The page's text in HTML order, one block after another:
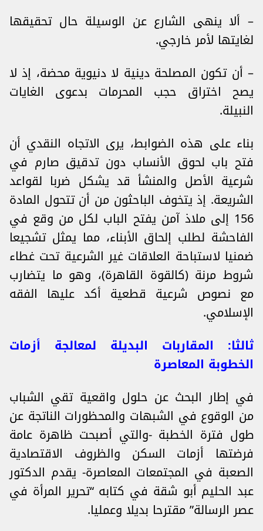
– ألا ينهى الشارع عن الوسيلة حال تحقيقها
لغايتها لأمر خارجي.
– أن تكون المصلحة دينية لا دنيوية محضة، إذ لا
يصح اختراق حجب المحرمات بدعوى الغايات
النبيلة.
بناء على هذه الضوابط، يرى الاتجاه النقدي أن
فتح باب لحوق الأنساب دون تدقيق صارم في
شرعية الأصل والمنشأ قد يشكل ضربا لقواعد
الشريعة. إذ يتخوف الباحثون من أن تتحول المادة
156 إلى ملاذ آمن يفتح الباب لكل من وقع في
الفاحشة لطلب إلحاق الأبناء، مما يمثل تشجيعا
ضمنيا لاستباحة العلاقات غير الشرعية تحت غطاء
شروط مرنة (كالقوة القاهرة)، وهو ما يتضارب
مع نصوص شرعية قطعية أكد عليها الفقه
الإسلامي.
ثالثا: المقاربات البديلة لمعالجة أزمات
الخطوبة المعاصرة
في إطار البحث عن حلول واقعية تقي الشباب
من الوقوع في الشبهات والمحظورات الناتجة عن
طول فترة الخطبة -والتي أصبحت ظاهرة عامة
فرضتها أزمات السكن والظروف الاقتصادية
الصعبة في المجتمعات المعاصرة- يقدم الدكتور
عبد الحليم أبو شقة في كتابه “تحرير المرأة في
عصر الرسالة” مقترحا بديلا وعمليا.